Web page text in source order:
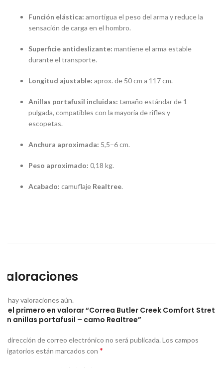
Función elástica: amortigua el peso del arma y reduce la
sensación de carga en el hombro.
Superficie antideslizante: mantiene el arma estable
durante el transporte.
Longitud ajustable: aprox. de 50 cm a 117 cm.
Anillas portafusil incluidas: tamaño estándar de 1
pulgada, compatibles con la mayoría de rifles y
escopetas.
Anchura aproximada: 5,5–6 cm.
Peso aproximado: 0,18 kg.
Acabado: camuflaje Realtree.
hay valoraciones aún.
el primero en valorar “Correa Butler Creek Comfort
anillas portafusil – camo Realtree”
dirección de correo electrónico no será publicada.Los campos
están marcados con *